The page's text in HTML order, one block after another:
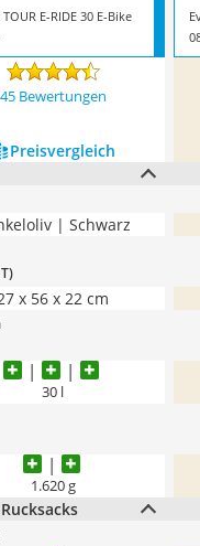
TOUR E-RIDE 30 E-Bike
45 Bewertungen
Preis­vergleich
| Schwarz
x 56 x 22 cm
30 l
1.620 g